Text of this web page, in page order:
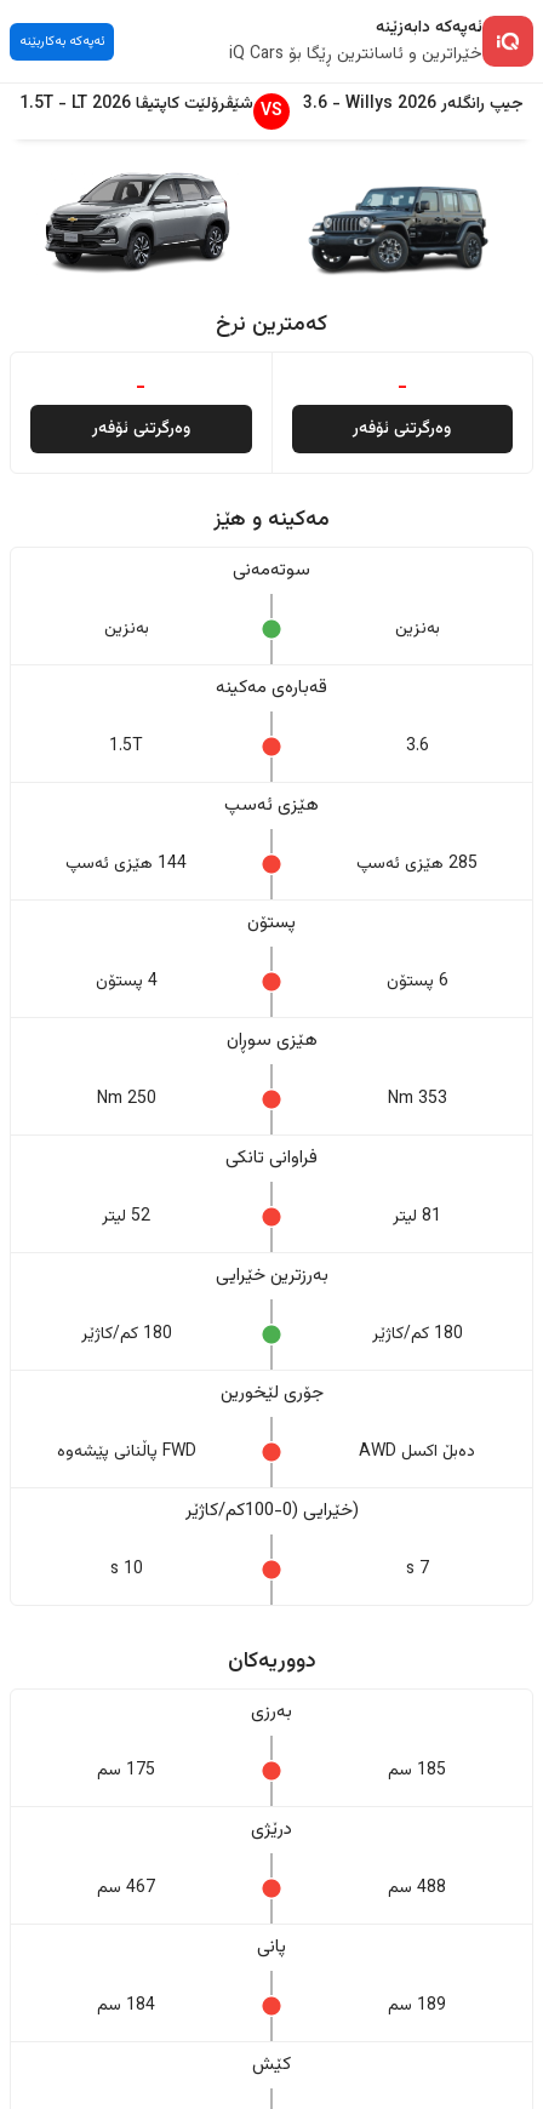
ئەپەکە دابەزێنە
خێراترین و ئاسانترین ڕێگا بۆ iQ Cars
ئەپەکە بەکاربێنە
جیپ رانگلەر2026
Willys
-
3.6
VS شێڤرۆلێتکاپتیڤا2026
LT
-
1.5T
کەمترین نرخ
-
وەرگرتنی ئۆفەر
-
وەرگرتنی ئۆفەر
مەکینە و هێز
سوتەمەنی
بەنزین بەنزین
قەبارەی مەکینە
3.6
1.5T
هێزی ئەسپ
285 هێزی ئەسپ 144 هێزی ئەسپ
پستۆن
6 پستۆن 4 پستۆن
هێزی سوڕان
353 Nm
250 Nm
فراوانی تانکی
81 لیتر 52 لیتر
بەرزترین خێرایی
180 کم/کاژێر 180 کم/کاژێر
جۆری لێخورین
دەبڵ اکسل AWD FWD پاڵنانی پێشەوە
(خێرایی (0-100کم/کاژێر
7 s
10 s
دووریەکان
بەرزی
185 سم 175 سم
درێژی
488 سم 467 سم
پانی
189 سم 184 سم
کێش